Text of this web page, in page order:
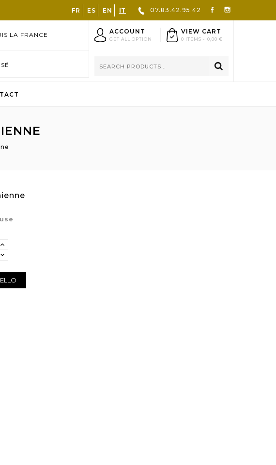
07.83.42.95.42
FR ES EN IT
VIEW CART
0 ITEMS - 0,00 €
ACCOUNT
GET ALL OPTION
LA FRANCE